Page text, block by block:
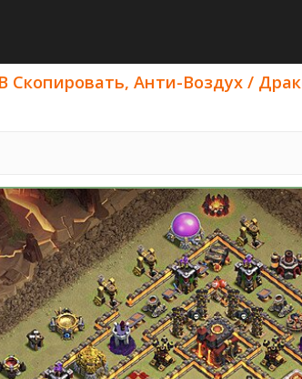
Скопировать, Анти-Воздух /